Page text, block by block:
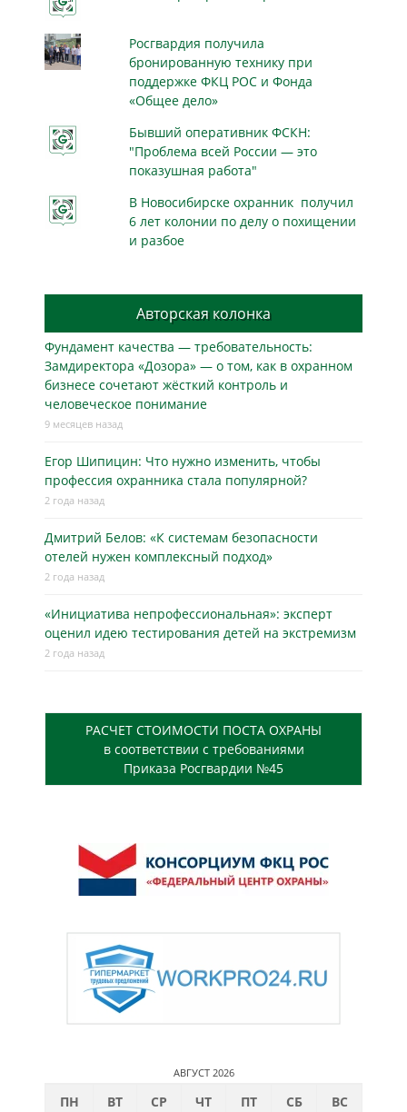
Росгвардия получила
бронированную технику при
поддержке ФКЦ РОС и Фонда
«Общее дело»
Бывший оперативник ФСКН:
"Проблема всей России — это
показушная работа"
В Новосибирске охранник получил
6 лет колонии по делу о похищении
и разбое
Авторская колонка
Фундамент качества — требовательность:
Замдиректора «Дозора» — о том, как в охранном
бизнесe сочетают жёсткий контроль и
человеческое понимание
9 месяцев назад
Егор Шипицин: Что нужно изменить, чтобы
профессия охранника стала популярной?
2 года назад
Дмитрий Белов: «К системам безопасности
отелей нужен комплексный подход»
2 года назад
«Инициатива непрофессиональная»: эксперт
оценил идею тестирования детей на экстремизм
2 года назад
РАСЧЕТ СТОИМОСТИ ПОСТА ОХРАНЫ
в соответствии с требованиями
Приказа Росгвардии №45
АВГУСТ 2026
ПН ВТ СР ЧТ ПТ СБ
ВС